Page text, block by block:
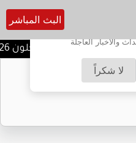
الإشعارات؟
والأخبار العاجلة
لا شكراً
البث المباشر
صيف تلفريك عجلون 2026 ينطلق الخميس المقبل
الغاز إلى فرص عمل